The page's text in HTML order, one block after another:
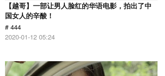
【越哥】一部让男人脸红的华语电影，拍出了中
国女人的辛酸！
# 444
2020-01-12 05:24